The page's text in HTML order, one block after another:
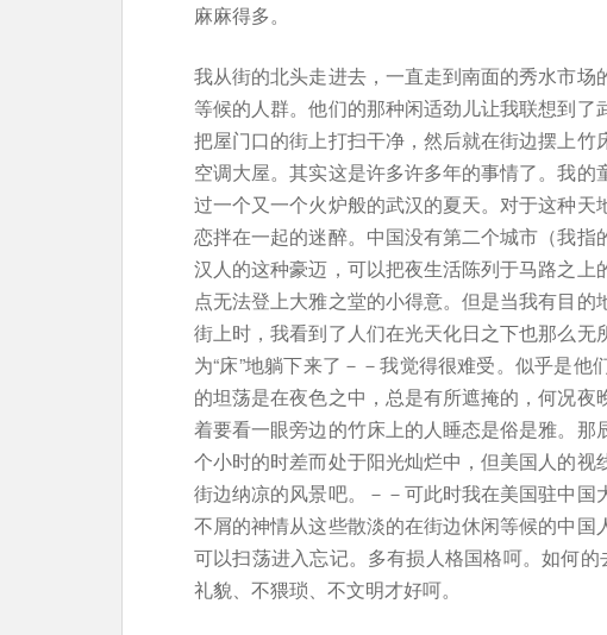
麻麻得多。
我从街的北头走进去，一直走到南面的秀水市
等候的人群。他们的那种闲适劲儿让我联想到
把屋门口的街上打扫干净，然后就在街边摆上
空调大屋。其实这是许多许多年的事情了。我
过一个又一个火炉般的武汉的夏天。对于这种
恋拌在一起的迷醉。中国没有第二个城市（我
汉人的这种豪迈，可以把夜生活陈列于马路之
点无法登上大雅之堂的小得意。但是当我有目
街上时，我看到了人们在光天化日之下也那么
为“床”地躺下来了－－我觉得很难受。似乎是
的坦荡是在夜色之中，总是有所遮掩的，何况
着要看一眼旁边的竹床上的人睡态是俗是雅。
个小时的时差而处于阳光灿烂中，但美国人的
街边纳凉的风景吧。－－可此时我在美国驻中
不屑的神情从这些散淡的在街边休闲等候的中
可以扫荡进入忘记。多有损人格国格呵。如何
礼貌、不猥琐、不文明才好呵。